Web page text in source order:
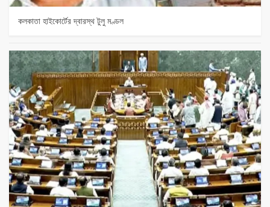
কলকাতা হাইকোর্টের দ্বারস্থ টুলু মণ্ডল